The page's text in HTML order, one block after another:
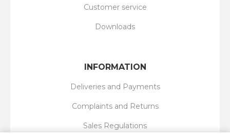
Customer service
Downloads
INFORMATION
Deliveries and Payments
Complaints and Returns
Sales Regulations